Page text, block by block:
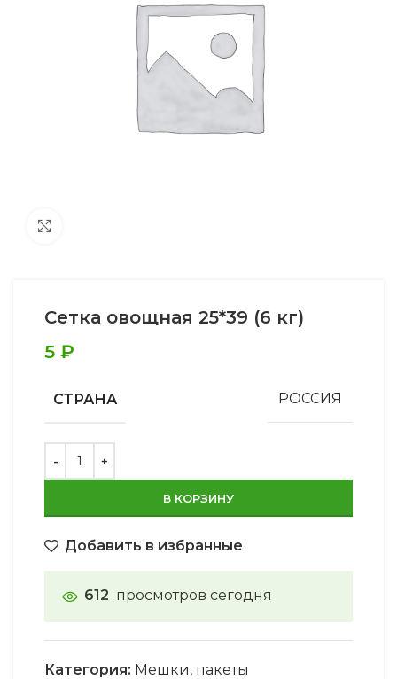
Сетка овощная 25*39 (6 кг)
5 ₽
СТРАНА РОССИЯ
В КОРЗИНУ
Добавить в избранные
612 просмотров сегодня
Категория: Мешки, пакеты